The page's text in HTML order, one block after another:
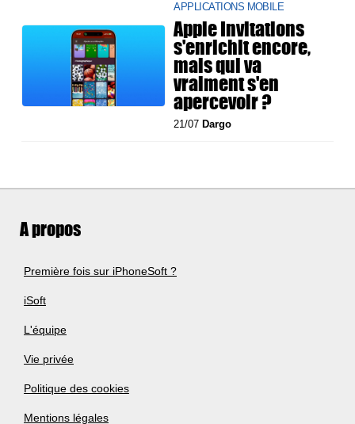
APPLICATIONS MOBILE
Apple Invitations
s'enrichit encore,
mais qui va
vraiment s'en
apercevoir ?
21/07 Dargo
A propos
Première fois sur iPhoneSoft ?
iSoft
L'équipe
Vie privée
Politique des cookies
Mentions légales